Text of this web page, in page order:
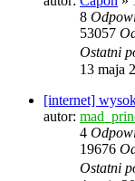
8
53057
Ostatni
13 maja
[internet]
autor:
4
19676
Ostatni